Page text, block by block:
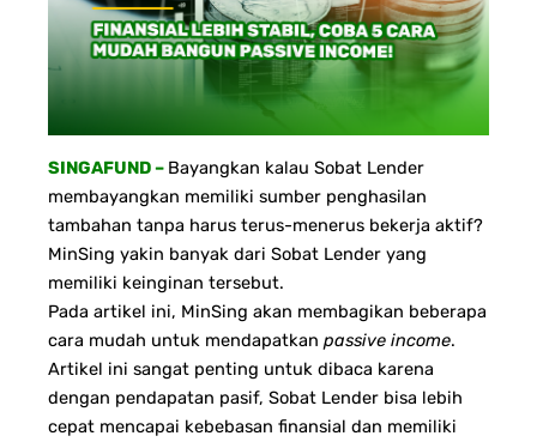
SINGAFUND – Bayangkan kalau Sobat Lender
membayangkan memiliki sumber penghasilan
tambahan tanpa harus terus-menerus bekerja aktif?
MinSing yakin banyak dari Sobat Lender yang
memiliki keinginan tersebut.
Pada artikel ini, MinSing akan membagikan beberapa
cara mudah untuk mendapatkan passive income.
Artikel ini sangat penting untuk dibaca karena
dengan pendapatan pasif, Sobat Lender bisa lebih
cepat mencapai kebebasan finansial dan memiliki